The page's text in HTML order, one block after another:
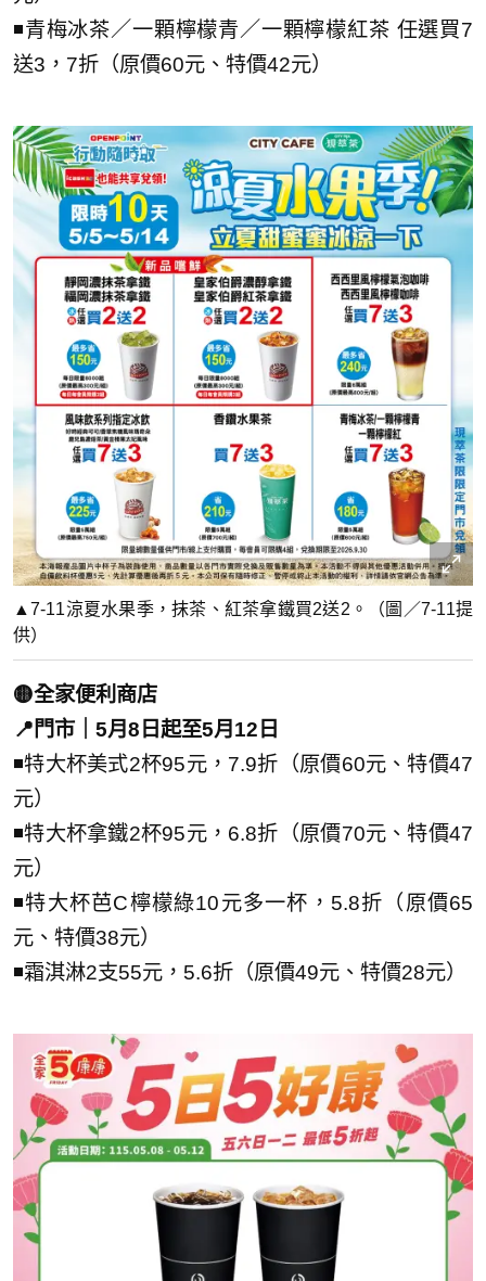
◾青梅冰茶／一顆檸檬青／一顆檸檬紅茶 任選買7
送3，7折（原價60元、特價42元）
▲7-11涼夏水果季，抹茶、紅茶拿鐵買2送2。（圖／7-11提
供）
🟡全家便利商店
📍門市｜5月8日起至5月12日
◾特大杯美式2杯95元，7.9折（原價60元、特價47
元）
◾特大杯拿鐵2杯95元，6.8折（原價70元、特價47
元）
◾特大杯芭C檸檬綠10元多一杯，5.8折（原價65
元、特價38元）
◾霜淇淋2支55元，5.6折（原價49元、特價28元）